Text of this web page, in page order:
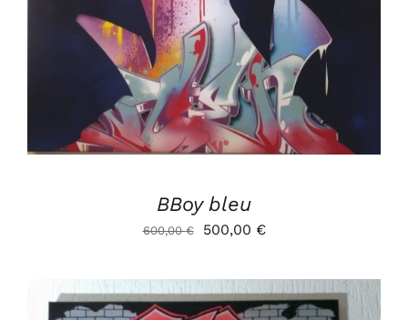
BBoy bleu
600,00€
Le
initial
était :
500,00 €Le
actuel
est :